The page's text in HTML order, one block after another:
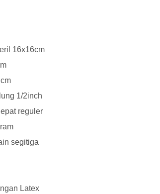
16x16cm
1/2inch
reguler
segitiga
Latex